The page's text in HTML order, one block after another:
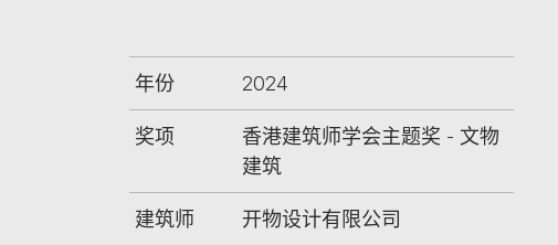
年份 2024
奖项
香港建筑师学会主题奖 - 文物
建筑
建筑师 开物设计有限公司